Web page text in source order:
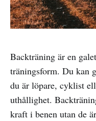
Backträning är en
träningsform. Du kan
du är löpare, cyklist
uthållighet.
kraft i benen utan de